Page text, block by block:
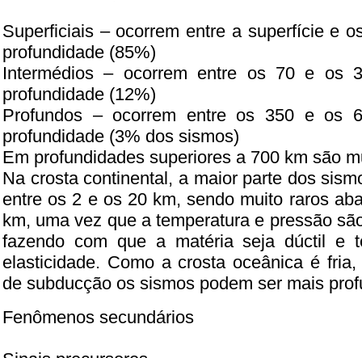
Superficiais – ocorrem entre a superfície e
profundidade (85%)
Intermédios – ocorrem entre os 70 e os
profundidade (12%)
Profundos – ocorrem entre os 350 e os
profundidade (3% dos sismos)
Em profundidades superiores a 700 km são
Na crosta continental, a maior parte dos
entre os 2 e os 20 km, sendo muito raros
km, uma vez que a temperatura e pressão
fazendo com que a matéria seja dúctil e
elasticidade. Como a crosta oceânica é
de subducção os sismos podem ser mais
Fenômenos secundários